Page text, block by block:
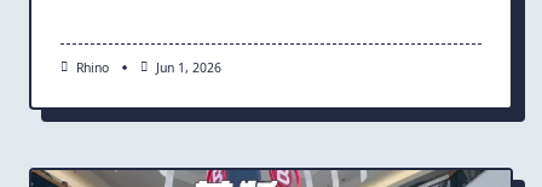
Rhino Jun 1, 2026